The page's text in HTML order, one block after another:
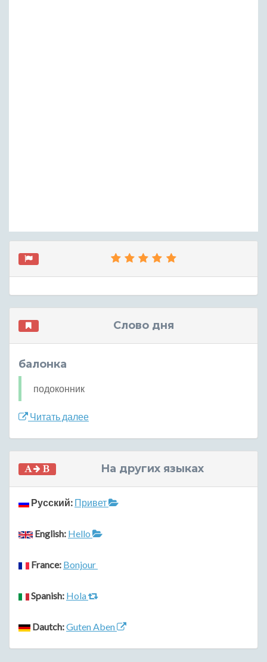
Слово дня
балонка
подоконник
Читать далее
На других языках
Русский: Привет
English: Hello
France: Bonjour
Spanish: Hola
Dautch:Guten Aben